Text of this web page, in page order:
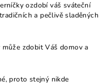
ozdobí váš sváteční
a pečlivě sladěných
zdobit Váš domov a
proto stejný nikde